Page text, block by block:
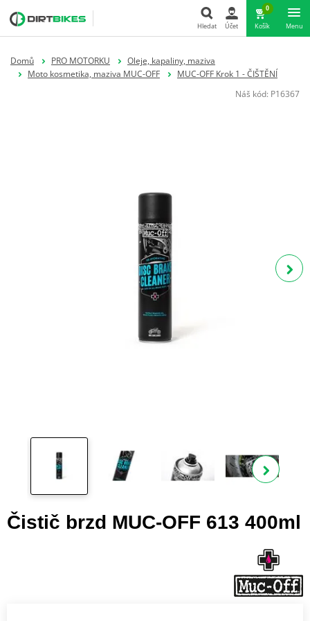
Hledat Účet
0
Košík Menu
Domů PRO MOTORKU
Oleje, kapaliny, maziva
Moto kosmetika, maziva MUC-OFF
MUC-OFF Krok 1 - ČIŠTĚNÍ
Náš kód: P16367
Čistič brzd MUC-OFF 613 400ml